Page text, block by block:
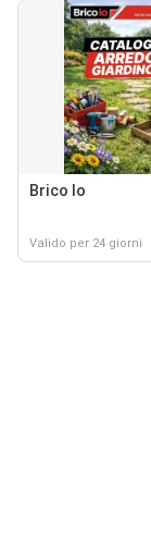
Brico Io
Valido per 24 giorni